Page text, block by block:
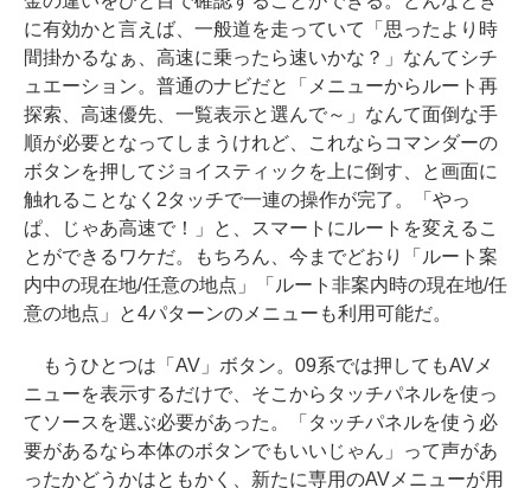
に有効かと言えば、一般道を走っていて「思ったより時
間掛かるなぁ、高速に乗ったら速いかな？」なんてシチ
ュエーション。普通のナビだと「メニューからルート再
探索、高速優先、一覧表示と選んで～」なんて面倒な手
順が必要となってしまうけれど、これならコマンダーの
ボタンを押してジョイスティックを上に倒す、と画面に
触れることなく2タッチで一連の操作が完了。「やっ
ぱ、じゃあ高速で！」と、スマートにルートを変えるこ
とができるワケだ。もちろん、今までどおり「ルート案
内中の現在地/任意の地点」「ルート非案内時の現在地/任
意の地点」と4パターンのメニューも利用可能だ。
もうひとつは「AV」ボタン。09系では押してもAVメ
ニューを表示するだけで、そこからタッチパネルを使っ
てソースを選ぶ必要があった。「タッチパネルを使う必
要があるなら本体のボタンでもいいじゃん」って声があ
ったかどうかはともかく、新たに専用のAVメニューが用